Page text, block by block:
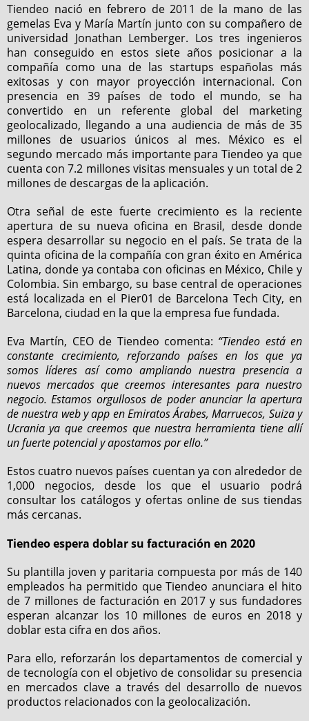
Tiendeo nació en febrero de 2011 de la mano de las
gemelas Eva y María Martín junto con su compañero de
universidad Jonathan Lemberger. Los tres ingenieros
han conseguido en estos siete años posicionar a la
compañía como una de las startups españolas más
exitosas y con mayor proyección internacional. Con
presencia en 39 países de todo el mundo, se ha
convertido en un referente global del marketing
geolocalizado, llegando a una audiencia de más de 35
millones de usuarios únicos al mes. México es el
segundo mercado más importante para Tiendeo ya que
cuenta con 7.2 millones visitas mensuales y un total de 2
millones de descargas de la aplicación.
Otra señal de este fuerte crecimiento es la reciente
apertura de su nueva oficina en Brasil, desde donde
espera desarrollar su negocio en el país. Se trata de la
quinta oficina de la compañía con gran éxito en América
Latina, donde ya contaba con oficinas en México, Chile y
Colombia. Sin embargo, su base central de operaciones
está localizada en el Pier01 de Barcelona Tech City, en
Barcelona, ciudad en la que la empresa fue fundada.
Eva Martín, CEO de Tiendeo comenta: “Tiendeo está en
constante crecimiento, reforzando países en los que ya
somos líderes así como ampliando nuestra presencia a
nuevos mercados que creemos interesantes para nuestro
negocio. Estamos orgullosos de poder anunciar la apertura
de nuestra web y app en Emiratos Árabes, Marruecos, Suiza y
Ucrania ya que creemos que nuestra herramienta tiene allí
un fuerte potencial y apostamos por ello.”
Estos cuatro nuevos países cuentan ya con alrededor de
1,000 negocios, desde los que el usuario podrá
consultar los catálogos y ofertas online de sus tiendas
más cercanas.
Tiendeo espera doblar su facturación en 2020
Su plantilla joven y paritaria compuesta por más de 140
empleados ha permitido que Tiendeo anunciara el hito
de 7 millones de facturación en 2017 y sus fundadores
esperan alcanzar los 10 millones de euros en 2018 y
doblar esta cifra en dos años.
Para ello, reforzarán los departamentos de comercial y
de tecnología con el objetivo de consolidar su presencia
en mercados clave a través del desarrollo de nuevos
productos relacionados con la geolocalización.